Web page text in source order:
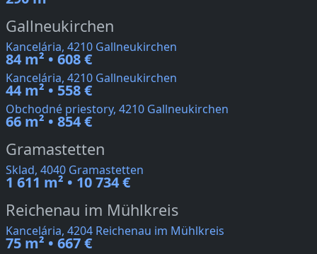
Gallneukirchen
Kancelária, 4210 Gallneukirchen
84 m² • 608 €
Kancelária, 4210 Gallneukirchen
44 m² • 558 €
Obchodné priestory, 4210 Gallneukirchen
66 m² • 854 €
Gramastetten
Sklad, 4040 Gramastetten
1 611 m² • 10 734 €
Reichenau im Mühlkreis
Kancelária, 4204 Reichenau im Mühlkreis
75 m² • 667 €